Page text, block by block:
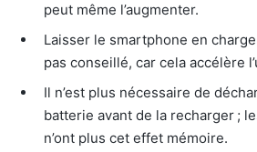
peut même l’augmenter.
Laisser le smartphone en
pas conseillé, car cela accélère
Il n’est plus nécessaire de
batterie avant de la recharger ;
n’ont plus cet effet mémoire.